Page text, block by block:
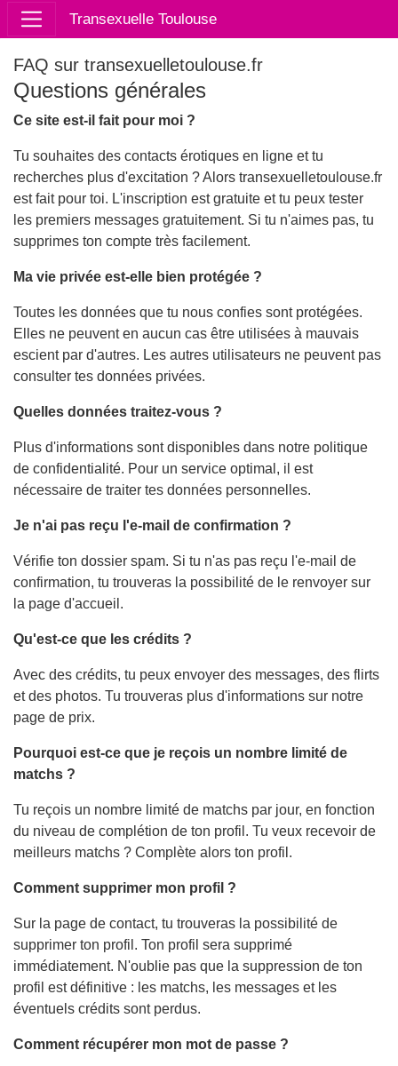
Transexuelle Toulouse
FAQ sur transexuelletoulouse.fr
Questions générales
Ce site est-il fait pour moi ?
Tu souhaites des contacts érotiques en ligne et tu
recherches plus d'excitation ? Alors transexuelletoulouse.fr
est fait pour toi. L'inscription est gratuite et tu peux tester
les premiers messages gratuitement. Si tu n'aimes pas, tu
supprimes ton compte très facilement.
Ma vie privée est-elle bien protégée ?
Toutes les données que tu nous confies sont protégées.
Elles ne peuvent en aucun cas être utilisées à mauvais
escient par d'autres. Les autres utilisateurs ne peuvent pas
consulter tes données privées.
Quelles données traitez-vous ?
Plus d'informations sont disponibles dans notre politique
de confidentialité. Pour un service optimal, il est
nécessaire de traiter tes données personnelles.
Je n'ai pas reçu l'e-mail de confirmation ?
Vérifie ton dossier spam. Si tu n'as pas reçu l'e-mail de
confirmation, tu trouveras la possibilité de le renvoyer sur
la page d'accueil.
Qu'est-ce que les crédits ?
Avec des crédits, tu peux envoyer des messages, des flirts
et des photos. Tu trouveras plus d'informations sur notre
page de prix.
Pourquoi est-ce que je reçois un nombre limité de
matchs ?
Tu reçois un nombre limité de matchs par jour, en fonction
du niveau de complétion de ton profil. Tu veux recevoir de
meilleurs matchs ? Complète alors ton profil.
Comment supprimer mon profil ?
Sur la page de contact, tu trouveras la possibilité de
supprimer ton profil. Ton profil sera supprimé
immédiatement. N'oublie pas que la suppression de ton
profil est définitive : les matchs, les messages et les
éventuels crédits sont perdus.
Comment récupérer mon mot de passe ?